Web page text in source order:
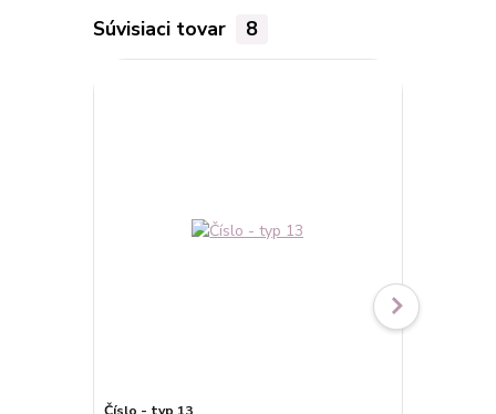
Súvisiaci tovar 8
Číslo - typ 13